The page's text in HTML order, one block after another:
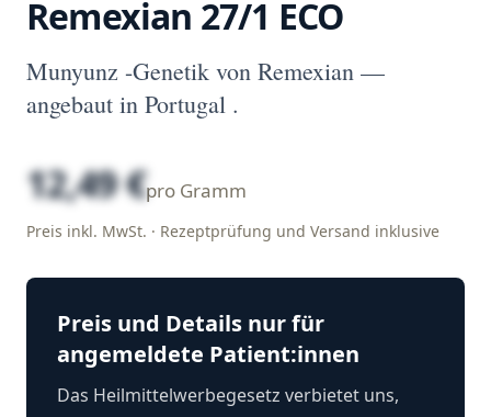
Remexian 27/1 ECO
Munyunz -Genetik von Remexian —
angebaut in Portugal .
12,49 €pro Gramm
Preis inkl. MwSt. · Rezeptprüfung und Versand inklusive
Preis und Details nur für
angemeldete Patient:innen
Das Heilmittelwerbegesetz verbietet uns,